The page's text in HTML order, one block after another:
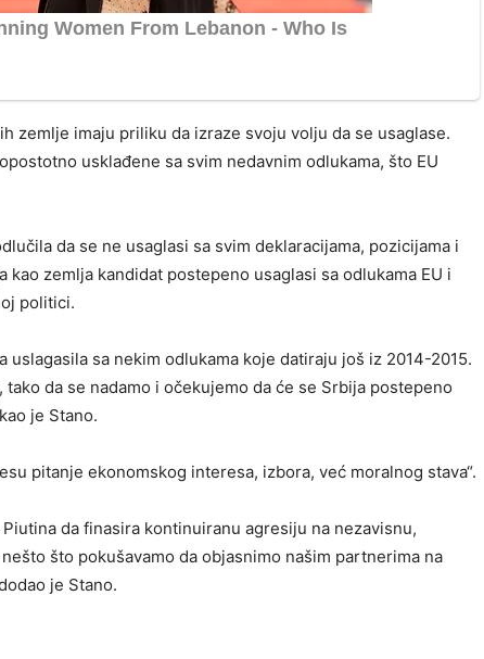
zemlje imaju priliku da izraze svoju volju da se usaglase.
usklađene sa svim nedavnim odlukama, što EU
da se ne usaglasi sa svim deklaracijama, pozicijama i
kao zemlja kandidat postepeno usaglasi sa odlukama EU i
politici.
sa nekim odlukama koje datiraju još iz 2014-2015.
da se nadamo i očekujemo da će se Srbija postepeno
je Stano.
pitanje ekonomskog interesa, izbora, već moralnog stava“.
da finasira kontinuiranu agresiju na nezavisnu,
što pokušavamo da objasnimo našim partnerima na
je Stano.